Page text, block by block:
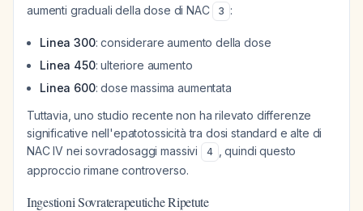
aumenti graduali della dose di NAC
3 :
Linea 300: considerare aumento della dose
Linea 450: ulteriore aumento
Linea 600: dose massima aumentata
Tuttavia, uno studio recente non ha rilevato differenze
significative nell'epatotossicità tra dosi standard e alte di
NAC IV nei sovradosaggi massivi
4
, quindi questo
approccio rimane controverso.
Ingestioni Sovraterapeutiche Ripetute